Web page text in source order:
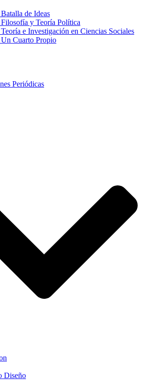
de Ideas
y Teoría Política
e Investigación en Ciencias Sociales
Cuarto Propio
Periódicas
Diseño